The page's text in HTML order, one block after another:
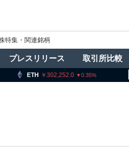
特集・関連銘柄
プレスリリース 取引所比較
0.35 XRP